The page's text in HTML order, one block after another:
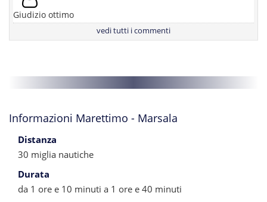
Giudizio ottimo
vedi tutti i commenti
Informazioni Marettimo - Marsala
Distanza
30 miglia nautiche
Durata
da 1 ore e 10 minuti a 1 ore e 40 minuti